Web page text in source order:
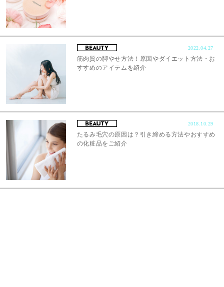
2022.04.27
筋肉質の脚やせ方法！原因やダイエット方法・お
すすめのアイテムを紹介
2018.10.29
たるみ毛穴の原因は？引き締める方法やおすすめ
の化粧品をご紹介